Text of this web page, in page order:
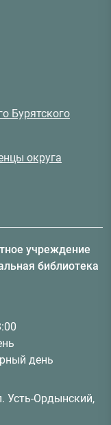
Бурятского
округа
учреждение
библиотека
день
Усть-Ордынский,